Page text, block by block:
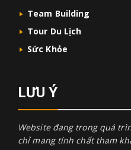
Team Building
Tour Du Lịch
Sức Khỏe
LƯU Ý
Website đang trong quá
chỉ mang tính chất tham